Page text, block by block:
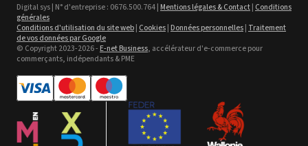
Collier pour chien pour la
sublimation
Voir le détail
Digital sys | N° d'entreprise : 0676.500.764 |Mentions légales & Contact| Conditions
générales
Conditions d'utilisation du site web| Cookies|Données personnelles| Traitement
de vos données par Google
© Copyright 2023-2026 -E-net Business, accélérateur d'e-commerce pour
commerçants, indépendants & PME